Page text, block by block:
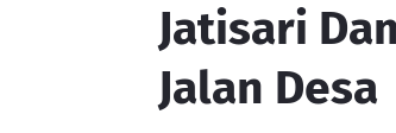
Jatisari
Jalan Desa